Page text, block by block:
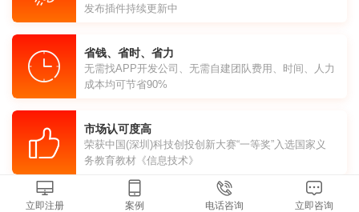
发布插件持续更新中
省钱、省时、省力
无需找APP开发公司、无需自建团队费用、时间、人力
成本均可节省90%
市场认可度高
荣获中国(深圳)科技创投创新大赛“一等奖”入选国家义
务教育教材《信息技术》
立即注册 案例 电话咨询 立即咨询